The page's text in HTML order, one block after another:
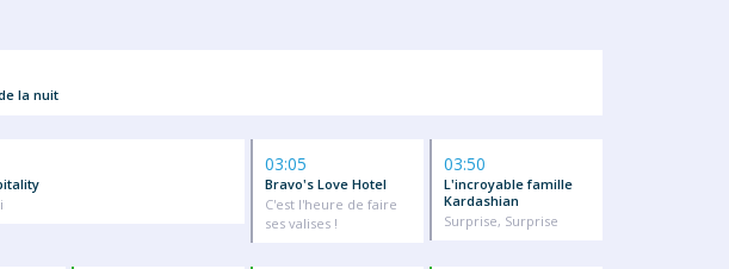
la nuit
03:05
Bravo's Love Hotel
C'est l'heure de faire
ses valises !
03:50
L'incroyable famille
Kardashian
Surprise, Surprise